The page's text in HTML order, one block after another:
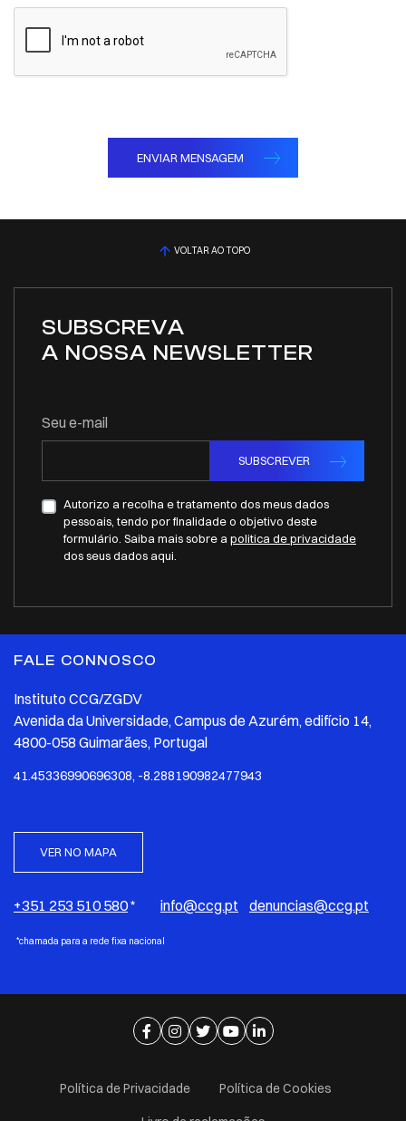
ENVIAR MENSAGEM
VOLTAR AO TOPO
SUBSCREVA
A NOSSA NEWSLETTER
Seu e-mail
SUBSCREVER
Autorizo a recolha e tratamento dos meus dados
pessoais, tendo por finalidade o objetivo deste
formulário. Saiba mais sobre a politica de privacidade
dos seus dados aqui.
FALE CONNOSCO
Instituto CCG/ZGDV
Avenida da Universidade, Campus de Azurém, edifício 14,
4800-058 Guimarães, Portugal
41.45336990696308, -8.288190982477943
VER NO MAPA
+351 253 510 580* info@ccg.pt denuncias@ccg.pt
*chamada para a rede fixa nacional
Ir para página de facebook
Ir para página de instagram
Ir para página de twitter
Ir para página de youtube
Ir para página de
Política de Privacidade Política de Cookies